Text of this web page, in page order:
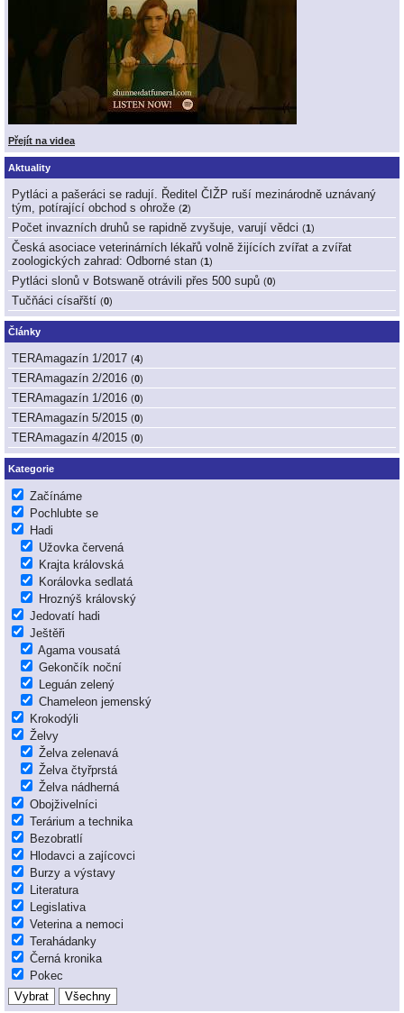
Přejít na videa
Aktuality
Pytláci a pašeráci se radují. Ředitel ČIŽP ruší mezinárodně uznávaný
tým, potírající obchod s ohrože (2)
Počet invazních druhů se rapidně zvyšuje, varují vědci (1)
Česká asociace veterinárních lékařů volně žijících zvířat a zvířat
zoologických zahrad: Odborné stan (1)
Pytláci slonů v Botswaně otrávili přes 500 supů (0)
Tučňáci císařští (0)
Články
TERAmagazín 1/2017 (4)
TERAmagazín 2/2016 (0)
TERAmagazín 1/2016 (0)
TERAmagazín 5/2015 (0)
TERAmagazín 4/2015 (0)
Kategorie
Začínáme
Pochlubte se
Hadi
Užovka červená
Krajta královská
Korálovka sedlatá
Hroznýš královský
Jedovatí hadi
Ještěři
Agama vousatá
Gekončík noční
Leguán zelený
Chameleon jemenský
Krokodýli
Želvy
Želva zelenavá
Želva čtyřprstá
Želva nádherná
Obojživelníci
Terárium a technika
Bezobratlí
Hlodavci a zajícovci
Burzy a výstavy
Literatura
Legislativa
Veterina a nemoci
Terahádanky
Černá kronika
Pokec